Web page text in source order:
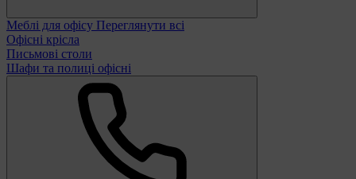
Меблі для офісу Переглянути всі
Офісні крісла
Письмові столи
Шафи та полиці офісні